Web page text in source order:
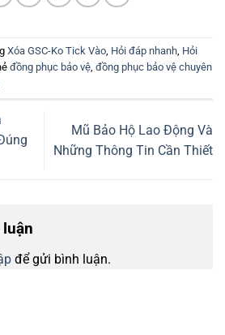
Xóa GSC-Ko Tick Vào, Hỏi đáp nhanh, Hỏi
đồng phục bảo vệ, đồng phục bảo vệ chuyên
Mũ Bảo Hộ Lao Động Và
Những Thông Tin Cần Thiết
để gửi bình luận.